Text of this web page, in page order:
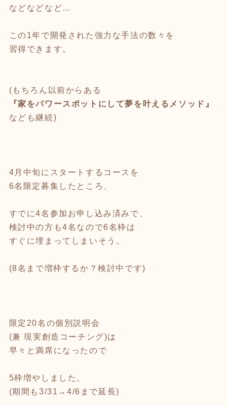
などなどなど…
この1年で開発された強力な手法の数々を
習得できます。
(もちろん以前からある
『家をパワースポットにして夢を叶えるメソッド』
なども継続)
4月中旬にスタートするコースを
6名限定募集したところ、
すでに4名参加お申し込み済みで、
検討中の方も4名なので6名枠は
すぐに埋まってしまいそう。
(8名まで増枠するか？検討中です)
限定20名の個別説明会
(兼 現実創造コーチング)は
早々と満席になったので
5枠増やしました。
(期間も3/31→4/6まで延長)